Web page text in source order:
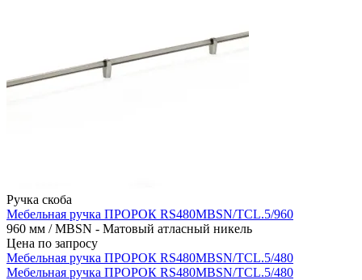
Ручка скоба
Мебельная ручка ПРОРОК RS480MBSN/TCL.5/960
960 мм / MBSN - Матовый атласный никель
Цена по запросу
Мебельная ручка ПРОРОК RS480MBSN/TCL.5/480
Мебельная ручка ПРОРОК RS480MBSN/TCL.5/480